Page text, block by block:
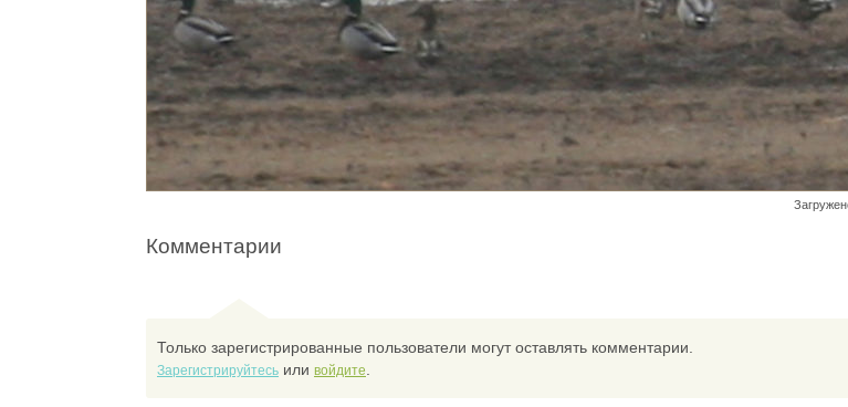
Комментарии
Только зарегистрированные пользователи могут оставлять комментарии.
Зарегистрируйтесь или войдите